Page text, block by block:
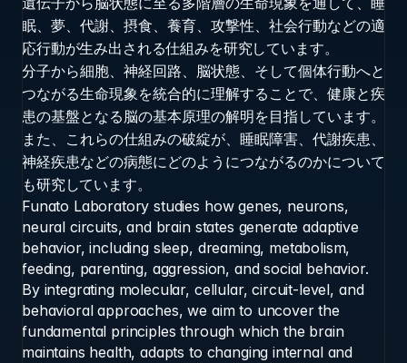
眠、夢、代謝、摂食、養育、攻撃性、社会行動などの適
応行動が生み出される仕組みを研究しています。
分子から細胞、神経回路、脳状態、そして個体行動へと
つながる生命現象を統合的に理解することで、健康と疾
患の基盤となる脳の基本原理の解明を目指しています。
また、これらの仕組みの破綻が、睡眠障害、代謝疾患、
神経疾患などの病態にどのようにつながるのかについて
も研究しています。
Funato Laboratory studies how genes, neurons,
neural circuits, and brain states generate adaptive
behavior, including sleep, dreaming, metabolism,
feeding, parenting, aggression, and social behavior.
By integrating molecular, cellular, circuit-level, and
behavioral approaches, we aim to uncover the
fundamental principles through which the brain
maintains health, adapts to changing internal and